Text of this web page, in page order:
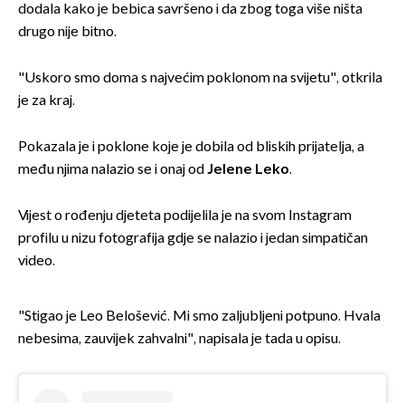
dodala kako je bebica savršeno i da zbog toga više ništa
drugo nije bitno.
"Uskoro smo doma s najvećim poklonom na svijetu", otkrila
je za kraj.
Pokazala je i poklone koje je dobila od bliskih prijatelja, a
među njima nalazio se i onaj odJelene Leko.
Vijest o rođenju djeteta podijelila je na svom Instagram
profilu u nizu fotografija gdje se nalazio i jedan simpatičan
video.
"Stigao je Leo Belošević. Mi smo zaljubljeni potpuno. Hvala
nebesima, zauvijek zahvalni", napisala je tada u opisu.